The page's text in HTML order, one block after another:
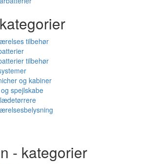
tilbehør
tilbehør
og kabiner
spejlskabe
- kategorier